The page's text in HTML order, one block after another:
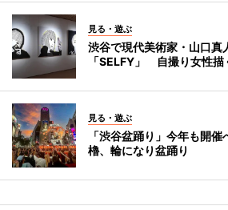
見る・遊ぶ
渋谷で現代美術家・山口真
「SELFY」 自撮り女性描
見る・遊ぶ
「渋谷盆踊り」今年も開
櫓、輪になり盆踊り